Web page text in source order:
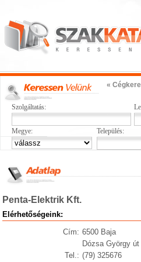
«
Szolgáltatás:
Megye: Település:
Penta-Elektrik Kft.
Elérhetőségeink:
Cím: 6500 Baja
Dózsa György út
Tel.: (79) 325676